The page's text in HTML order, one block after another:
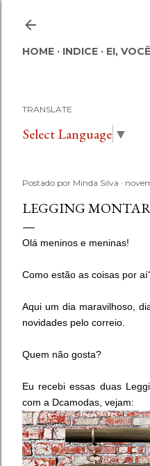
HOME INDICE EI, VOCÊ
TRANSLATE
Select Language ▼
Postado por Minda Silva
LEGGING
Olá meninos e meninas!
Como estão as coisas por
Aqui um dia maravilhoso,
novidades pelo correio.
Quem não gosta?
Eu recebi essas duas
com a Dcamodas, vejam: